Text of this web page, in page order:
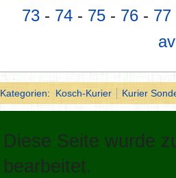
73 - 74 - 75 - 76 - 77
Kategorien: Kosch-Kurier Kurier
Diese Seite wurde
bearbeitet.